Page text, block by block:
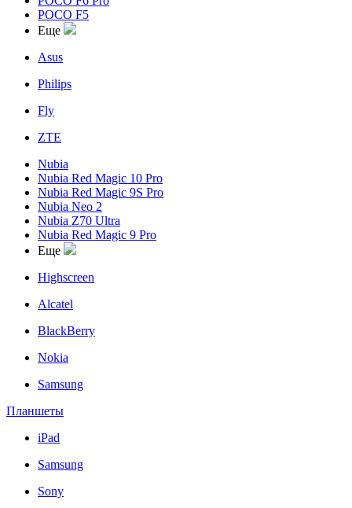
POCO F5
Еще
Asus
Philips
Fly
ZTE
Nubia
Nubia Red Magic 10 Pro
Nubia Red Magic 9S Pro
Nubia Neo 2
Nubia Z70 Ultra
Nubia Red Magic 9 Pro
Еще
Highscreen
Alcatel
BlackBerry
Nokia
Samsung
Планшеты
iPad
Samsung
Sony